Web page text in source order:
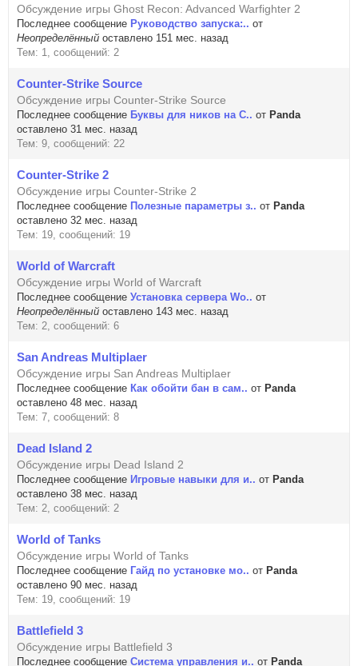
Обсуждение игры Ghost Recon: Advanced Warfighter 2
Последнее сообщение Руководство запуска:.. от
Неопределённый оставлено 151 мес. назад
Тем: 1, сообщений: 2
Counter-Strike Source
Обсуждение игры Counter-Strike Source
Последнее сообщение Буквы для ников на C.. от Panda
оставлено 31 мес. назад
Тем: 9, сообщений: 22
Counter-Strike 2
Обсуждение игры Counter-Strike 2
Последнее сообщение Полезные параметры з.. от Panda
оставлено 32 мес. назад
Тем: 19, сообщений: 19
World of Warcraft
Обсуждение игры World of Warcraft
Последнее сообщение Установка сервера Wo.. от
Неопределённый оставлено 143 мес. назад
Тем: 2, сообщений: 6
San Andreas Multiplaer
Обсуждение игры San Andreas Multiplaer
Последнее сообщение Как обойти бан в сам.. от Panda
оставлено 48 мес. назад
Тем: 7, сообщений: 8
Dead Island 2
Обсуждение игры Dead Island 2
Последнее сообщение Игровые навыки для и.. от Panda
оставлено 38 мес. назад
Тем: 2, сообщений: 2
World of Tanks
Обсуждение игры World of Tanks
Последнее сообщение Гайд по установке мо.. от Panda
оставлено 90 мес. назад
Тем: 19, сообщений: 19
Battlefield 3
Обсуждение игры Battlefield 3
Последнее сообщение Система управления и.. от Panda